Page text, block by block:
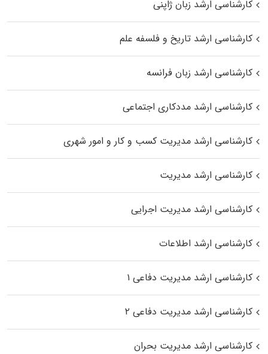
کارشناسی ارشد زبان ژاپنی
کارشناسی ارشد تاریخ و فلسفه علم
کارشناسی ارشد زبان فرانسه
کارشناسی ارشد مددکاری اجتماعی
کارشناسی ارشد مدیریت کسب و کار و امور شهری
کارشناسی ارشد مدیریت
کارشناسی ارشد مدیریت اجرایی
کارشناسی ارشد اطلاعات
کارشناسی ارشد مدیریت دفاعی ۱
کارشناسی ارشد مدیریت دفاعی ۲
کارشناسی ارشد مدیریت بحران